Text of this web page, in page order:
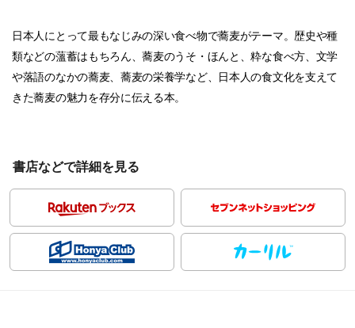
日本人にとって最もなじみの深い食べ物で蕎麦がテーマ。歴史や種
類などの薀蓄はもちろん、蕎麦のうそ・ほんと、粋な食べ方、文学
や落語のなかの蕎麦、蕎麦の栄養学など、日本人の食文化を支えて
きた蕎麦の魅力を存分に伝える本。
書店などで詳細を見る